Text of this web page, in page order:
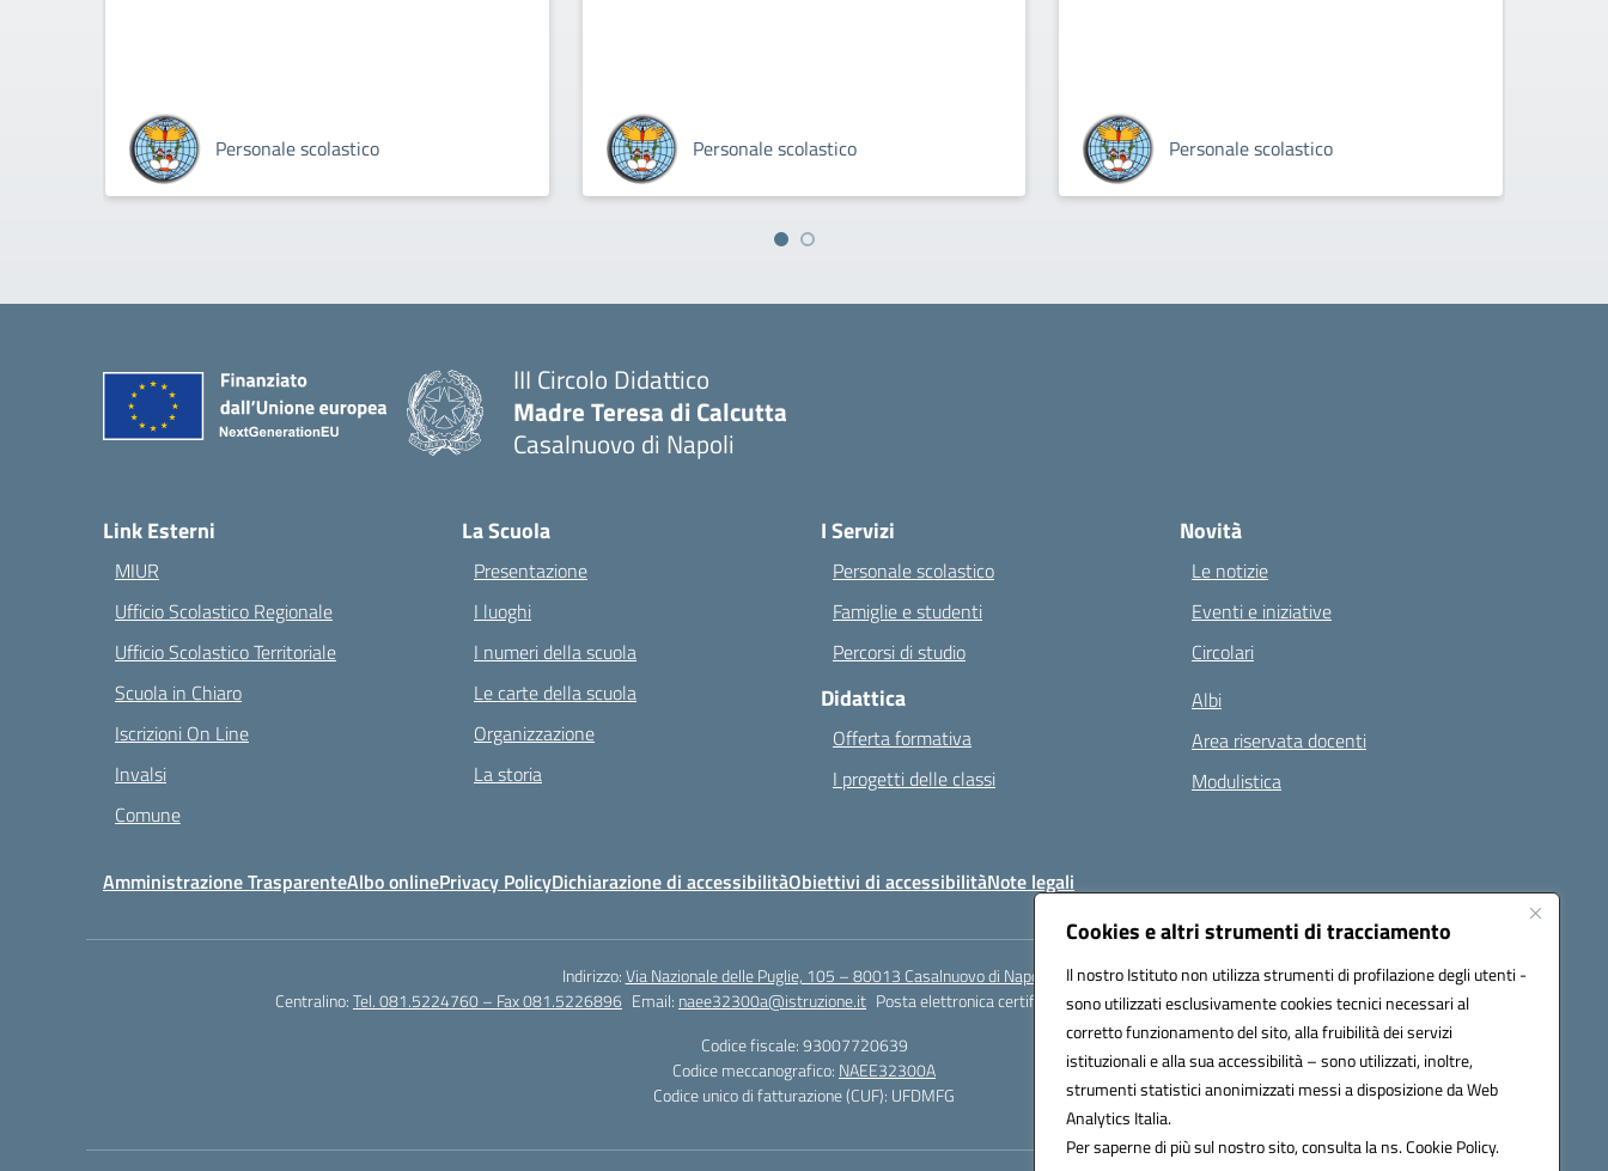
Cookies e altri strumenti di tracciamento
Il nostro Istituto non utilizza strumenti di profilazione degli utenti -
sono utilizzati esclusivamente cookies tecnici necessari al
corretto funzionamento del sito, alla fruibilità dei servizi
istituzionali e alla sua accessibilità – sono utilizzati, inoltre,
strumenti statistici anonimizzati messi a disposizione da Web
Analytics Italia.
Per saperne di più sul nostro sito, consulta la ns. Cookie Policy.
Personale scolastico Personale scolastico Personale scolastico
III Circolo Didattico
Madre Teresa di Calcutta
Casalnuovo di Napoli
Link Esterni
MIUR
Ufficio Scolastico Regionale
Ufficio Scolastico Territoriale
Scuola in Chiaro
Iscrizioni On Line
Invalsi
Comune
La Scuola
Presentazione
I luoghi
I numeri della scuola
Le carte della scuola
Organizzazione
La storia
I Servizi
Personale scolastico
Famiglie e studenti
Percorsi di studio
Didattica
Offerta formativa
I progetti delle classi
Novità
Le notizie
Eventi e iniziative
Circolari
Albi
Area riservata docenti
Modulistica
Amministrazione TrasparenteAlbo onlinePrivacy PolicyDichiarazione di accessibilitàObiettivi di accessibilitàNote legali
Indirizzo:Via Nazionale delle Puglie, 105 – 80013 Casalnuovo di Napoli
Centralino:Tel. 081.5224760 – Fax 081.5226896 Email: naee32300a@istruzione.it Posta elettronica certificata (PEC):naee32300a@pec.istruzione.it
Codice fiscale: 93007720639
Codice meccanografico: NAEE32300A
Codice unico di fatturazione (CUF): UFDMFG